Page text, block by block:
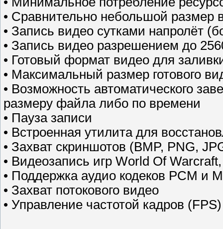
• Сравнительно небольшой размер
• Запись видео сутками напролёт
• Запись видео разрешением до
• Готовый формат видео для
• Максимальный размер готового
• Возможность автоматического
размеру файла либо по времени
• Пауза записи
• Встроенная утилита для
• Захват скриншотов (BMP, PNG,
• Видеозапись игр World Of
• Поддержка аудио кодеков РСМ и
• Захват потокового видео
• Управление частотой кадров (FPS)